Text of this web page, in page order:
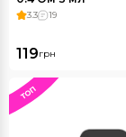
3.3 19
119грн